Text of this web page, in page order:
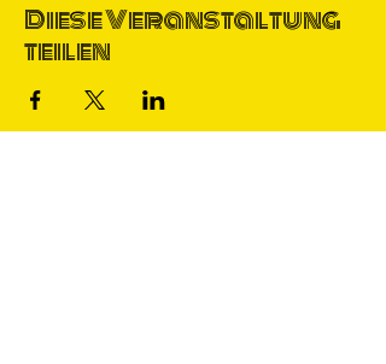
Diese Veranstaltung
teilen